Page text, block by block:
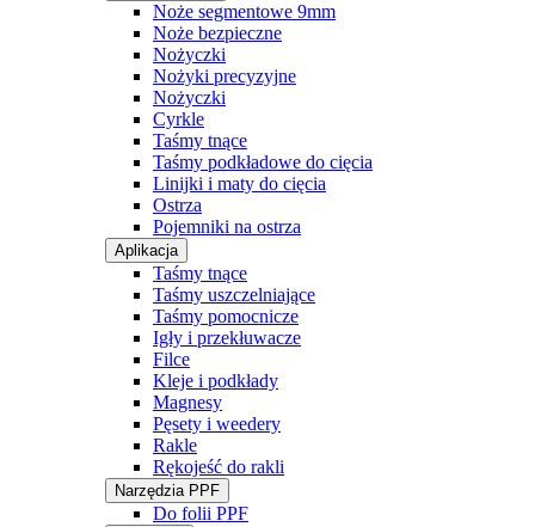
Noże segmentowe 9mm
Noże bezpieczne
Nożyczki
Nożyki precyzyjne
Nożyczki
Cyrkle
Taśmy tnące
Taśmy podkładowe do cięcia
Linijki i maty do cięcia
Ostrza
Pojemniki na ostrza
Aplikacja
Taśmy tnące
Taśmy uszczelniające
Taśmy pomocnicze
Igły i przekłuwacze
Filce
Kleje i podkłady
Magnesy
Pęsety i weedery
Rakle
Rękojeść do rakli
Narzędzia PPF
Do folii PPF